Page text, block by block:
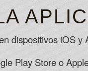
dispositivos iOS y
Play Store o